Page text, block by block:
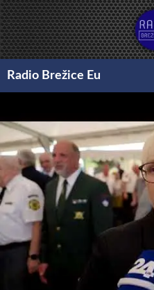
Preskoči
na
vsebino
Radio Brežice Eu